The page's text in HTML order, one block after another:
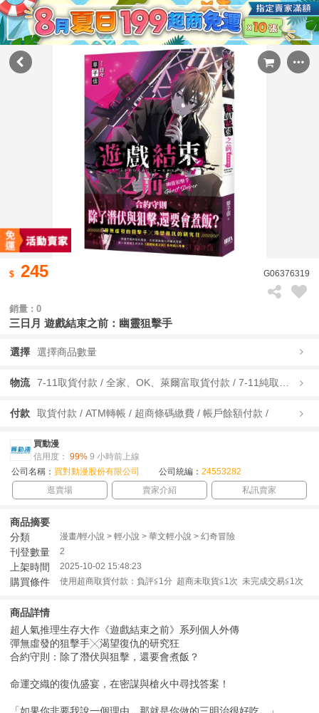
245 G06376319
銷量 : 0
三日月 遊戲結束之前：幽靈狙擊手
選擇 選擇商品數量
物流
付款 取貨付款 / ATM轉帳 / 超商條碼繳費 / 帳戶餘額付款 /
買動漫
信用度： 99% 9 小時前上線
公司名稱： 買對動漫股份有限公司 公司統編： 24553282
逛賣場
賣家介紹 私訊賣家
商品摘要
分類
漫畫/輕小說 > 輕小說 > 華文輕小說 > 幻奇冒險
刊登數量 2
上架時間 2025-10-02 15:48:23
購買條件 使用超商取貨付款：負評≦1分 超商未取貨≦1次 未完成交易≦1次
商品詳情
超人氣推理生存大作《遊戲結束之前》系列個人外傳
彈無虛發的狙擊手╳渴望復仇的研究狂
合約守則：除了潛伏與狙擊，還要會煮飯？
命運交織的復仇盛宴，在密謀與槍火中尋找答案！